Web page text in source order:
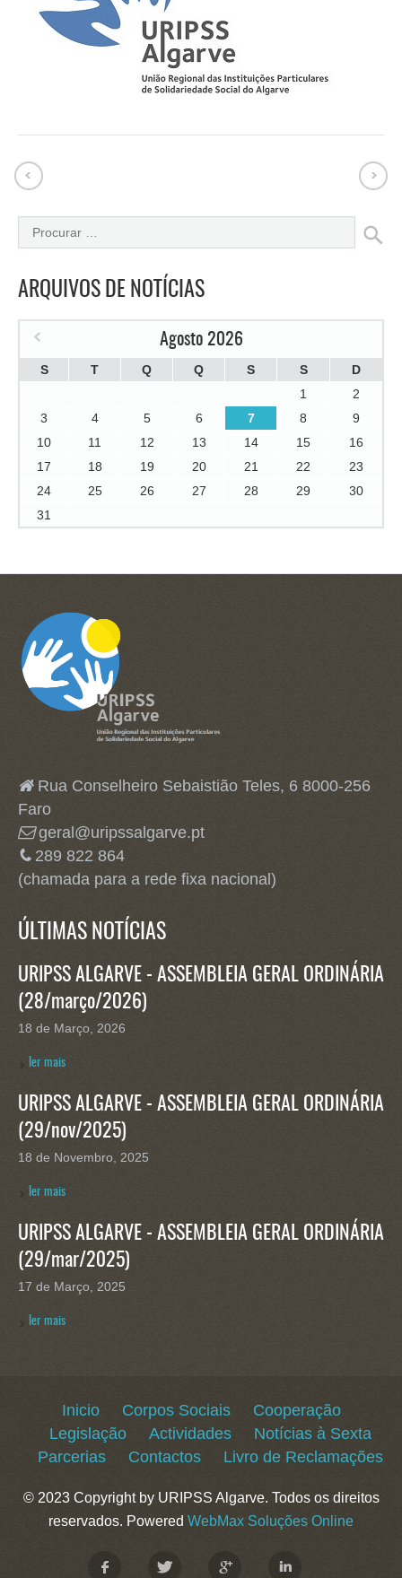
ARQUIVOS DE NOTÍCIAS
Agosto 2026
S T Q Q S S
D
1
2
3
4 5 6 7 8
9
10
11 12 13 14 15
16
17
18 19 20 21 22
23
24
25 26 27 28 29
30
31
Rua Conselheiro Sebaistião Teles, 6 8000-256
Faro
geral@uripssalgarve.pt
289 822 864
(chamada para a rede fixa nacional)
ÚLTIMAS NOTÍCIAS
URIPSS ALGARVE - ASSEMBLEIA GERAL ORDINÁRIA
(28/março/2026)
18 de Março, 2026
ler mais
URIPSS ALGARVE - ASSEMBLEIA GERAL ORDINÁRIA
(29/nov/2025)
18 de Novembro, 2025
ler mais
URIPSS ALGARVE - ASSEMBLEIA GERAL ORDINÁRIA
(29/mar/2025)
17 de Março, 2025
ler mais
Inicio Corpos Sociais
Cooperação
Legislação
Actividades
Notícias à Sexta
Parcerias
Contactos Livro de Reclamações
© 2023 Copyright by URIPSS Algarve. Todos os direitos
reservados. Powered WebMax Soluções Online